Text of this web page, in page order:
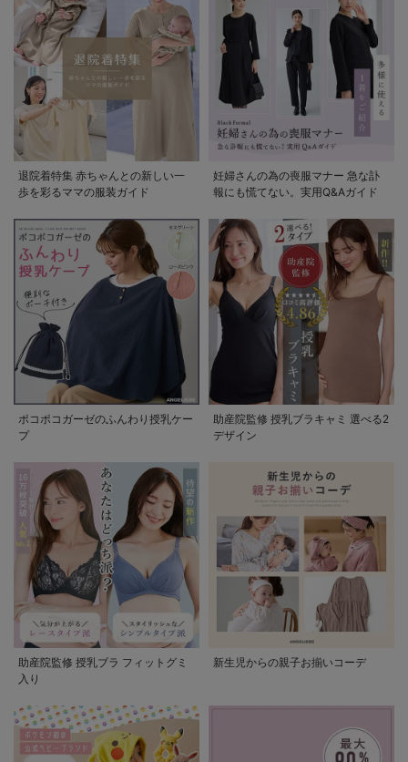
退院着特集 赤ちゃんとの新しい一
歩を彩るママの服装ガイド
妊婦さんの為の喪服マナー 急な訃
報にも慌てない。実用Q&Aガイド
ポコポコガーゼのふんわり授乳ケー
プ
助産院監修 授乳ブラキャミ 選べる2
デザイン
助産院監修 授乳ブラ フィットグミ
入り
新生児からの親子お揃いコーデ